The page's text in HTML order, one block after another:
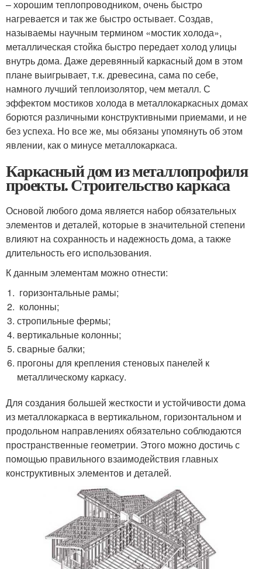
– хорошим теплопроводником, очень быстро
нагревается и так же быстро остывает. Создав,
называемы научным термином «мостик холода»,
металлическая стойка быстро передает холод улицы
внутрь дома. Даже деревянный каркасный дом в этом
плане выигрывает, т.к. древесина, сама по себе,
намного лучший теплоизолятор, чем металл. С
эффектом мостиков холода в металлокаркасных домах
борются различными конструктивными приемами, и не
без успеха. Но все же, мы обязаны упомянуть об этом
явлении, как о минусе металлокаркаса.
Каркасный дом из металлопрофиля
проекты. Строительство каркаса
Основой любого дома является набор обязательных
элементов и деталей, которые в значительной степени
влияют на сохранность и надежность дома, а также
длительность его использования.
К данным элементам можно отнести:
горизонтальные рамы;
колонны;
стропильные фермы;
вертикальные колонны;
сварные балки;
прогоны для крепления стеновых панелей к
металлическому каркасу.
Для создания большей жесткости и устойчивости дома
из металлокаркаса в вертикальном, горизонтальном и
продольном направлениях обязательно соблюдаются
пространственные геометрии. Этого можно достичь с
помощью правильного взаимодействия главных
конструктивных элементов и деталей.